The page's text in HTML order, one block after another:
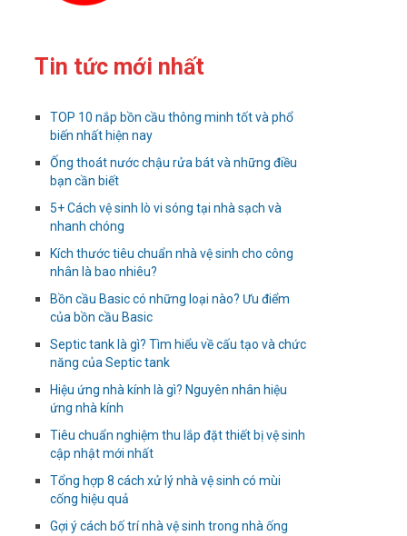
Tin tức mới nhất
TOP 10 nắp bồn cầu thông minh tốt và phổ
biến nhất hiện nay
Ống thoát nước chậu rửa bát và những điều
bạn cần biết
5+ Cách vệ sinh lò vi sóng tại nhà sạch và
nhanh chóng
Kích thước tiêu chuẩn nhà vệ sinh cho công
nhân là bao nhiêu?
Bồn cầu Basic có những loại nào? Ưu điểm
của bồn cầu Basic
Septic tank là gì? Tìm hiểu về cấu tạo và chức
năng của Septic tank
Hiệu ứng nhà kính là gì? Nguyên nhân hiệu
ứng nhà kính
Tiêu chuẩn nghiệm thu lắp đặt thiết bị vệ sinh
cập nhật mới nhất
Tổng hợp 8 cách xử lý nhà vệ sinh có mùi
cống hiệu quả
Gợi ý cách bố trí nhà vệ sinh trong nhà ống